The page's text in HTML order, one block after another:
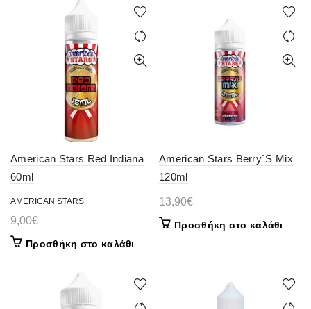
American Stars Red Indiana
60ml
AMERICAN STARS
9,00€
Προσθήκη στο καλάθι
American Stars Berry`S Mix
120ml
13,90€
Προσθήκη στο καλάθι